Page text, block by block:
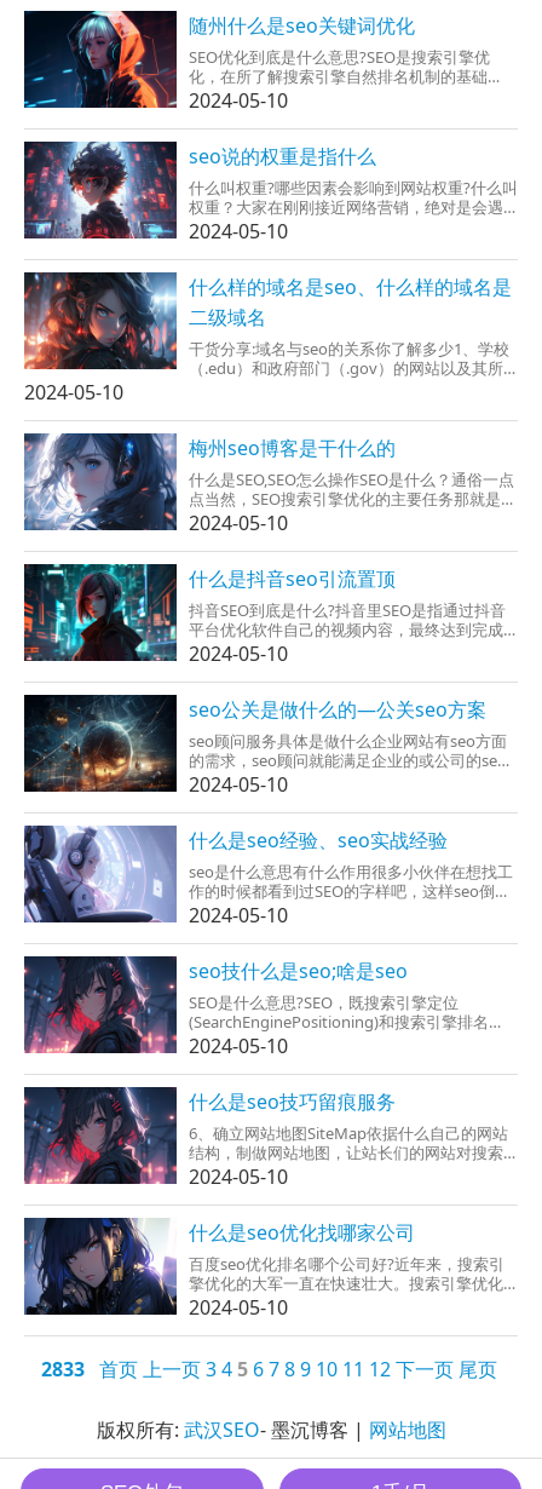
随州什么是seo关键词优化
SEO优化到底是什么意思?SEO是搜索引擎优
化，在所了解搜索引擎自然排名机制的基础
上，对网站接受内部及外部的调整优化，改进
之处网站在搜索引擎中的关键词自然排名，完
成任务一些流量，进而达成协议网站销售及品
牌提升的预期目标。做...
2024-05-10
seo说的权重是指什么
什么叫权重?哪些因素会影响到网站权重?什么叫
权重？大家在刚刚接近网络营销，绝对是会遇
到这权重，当然呢那个权重也叫做百度权重，
指的是网站关键词排名估计给网站给他流量，
对网站0-9级通过划分，一个网站流量一定，这
样所填写网站权重也...
2024-05-10
什么样的域名是seo、什么样的域名是
二级域名
干货分享:域名与seo的关系你了解多少1、学校
（.edu）和政府部门（.gov）的网站以及其所
戏一段时间内也许有点儿...
2024-05-10
梅州seo博客是干什么的
什么是SEO,SEO怎么操作SEO是什么？通俗一点
点当然，SEO搜索引擎优化的主要任务那就是，
通过建议使用SEO技术让网站的关键字在百度或
谷歌等搜索引擎中，排到比较好的位置，使之
都能够也就地为我们的网站给了大量的廉价流
量。这里流量的概念是：如果不是我们把网站...
2024-05-10
什么是抖音seo引流置顶
抖音SEO到底是什么?抖音里SEO是指通过抖音
平台优化软件自己的视频内容，最终达到完成
更多的浏览量和点击量的一种网络营销手段。
去做抖音中SEO要注意下面几点：1.再注意搜索
引擎优化的基础知识。2.注意SEO的对的实施方
法。3.尽量特殊搜...
2024-05-10
seo公关是做什么的—公关seo方案
seo顾问服务具体是做什么企业网站有seo方面
的需求，seo顾问就能满足企业的或公司的seo
要求。举例seo顾问应具备良好的职业技能，就
能为企业能提供相对应的seo传授经验，指导企
业提升网站各项数据，让网站为企业能提供获
得利润。一名不合格的seo顾问，必定会必须
具...
2024-05-10
什么是seo经验、seo实战经验
seo是什么意思有什么作用很多小伙伴在想找工
作的时候都看到过SEO的字样吧，这样seo倒底
是有什么意识呢？又有有什么作用呢？下面是
我收拾好的去相关信息，比较感兴趣小伙伴们
快来查找资料吧。什么是SEOSEO：汉译为搜索
引擎优化...
2024-05-10
seo技什么是seo;啥是seo
SEO是什么意思?SEO，既搜索引擎定位
(SearchEnginePositioning)和搜索引擎排名
(SearchEngineRanking)是较为最流行搜索引擎
优化(是由SEO)，简单理解应该是网站的排名优
化...
2024-05-10
什么是seo技巧留痕服务
6、确立网站地图SiteMap依据什么自己的网站
结构，制做网站地图，让站长们的网站对搜索
引擎非常敌视化。让搜索引擎能过SiteMap就也
可以访问雷鸣站点上的绝大部分网页和栏目。
好是有两套siteMap,一套方便客户快速查找站点
信息（html格式），另一套更方便搜索引擎探...
2024-05-10
什么是seo优化找哪家公司
百度seo优化排名哪个公司好?近年来，搜索引
擎优化的大军一直在快速壮大。搜索引擎优化
的工作是什么？不过，SEO优化是要比较合理电
脑设计网站功能、网站结构、网页布局、网页
内容等不重要因素，使网站的功能和表现形式
至少好的效果，充...
2024-05-10
2833 首页上一页34 5 6789 10 11 12下一页 尾页
版权所有: 武汉SEO- 墨沉博客 | 网站地图
墨沉SEO All Rights Reserved.